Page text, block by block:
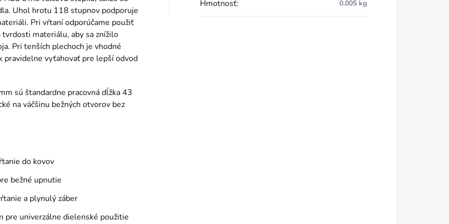
Uhol hrotu 118 stupnov podporuje
Pri vŕtaní odporúčame použiť
materiálu, aby sa znížilo
Pri tenších plechoch je vhodné
pravidelne vyťahovať pre lepší odvod
sú štandardne pracovná dĺžka 43
na väčšinu bežných otvorov bez
do kovov
bežné upnutie
a plynulý záber
pre univerzálne dielenské použitie
Hmotnosť: 0.005 kg